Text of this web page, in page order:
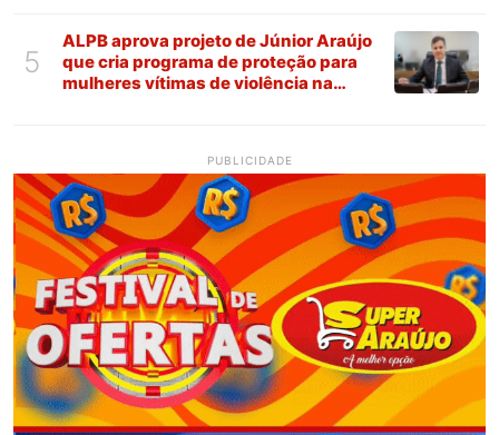
5
ALPB aprova projeto de Júnior Araújo
que cria programa de proteção para
mulheres vítimas de violência na
PUBLICIDADE